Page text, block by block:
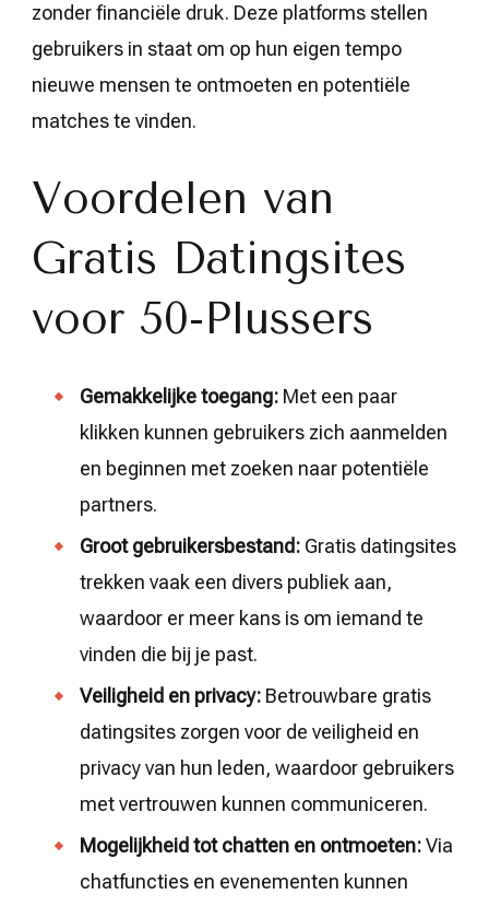
zonder financiële druk. Deze platforms stellen
gebruikers in staat om op hun eigen tempo
nieuwe mensen te ontmoeten en potentiële
matches te vinden.
Voordelen van
Gratis Datingsites
voor 50-Plussers
Gemakkelijke toegang: Met een paar
klikken kunnen gebruikers zich aanmelden
en beginnen met zoeken naar potentiële
partners.
Groot gebruikersbestand: Gratis datingsites
trekken vaak een divers publiek aan,
waardoor er meer kans is om iemand te
vinden die bij je past.
Veiligheid en privacy: Betrouwbare gratis
datingsites zorgen voor de veiligheid en
privacy van hun leden, waardoor gebruikers
met vertrouwen kunnen communiceren.
Mogelijkheid tot chatten en ontmoeten:Via
chatfuncties en evenementen kunnen